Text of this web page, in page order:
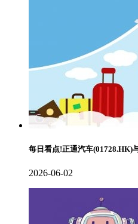
每日看点!正通汽车(01728.HK)
2026-06-02